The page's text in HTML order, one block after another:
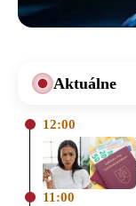
Aktuálne
12:00
11:00